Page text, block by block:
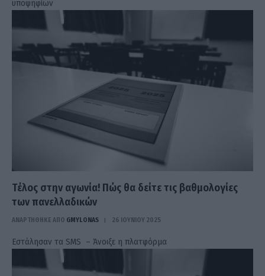
υποψηφίων
Τέλος στην αγωνία! Πώς θα δείτε τις βαθμολογίες
των πανελλαδικών
ΑΝΑΡΤΗΘΗΚΕ ΑΠΟ GMYLONAS 26 ΙΟΥΝΊΟΥ 2025
Εστάλησαν τα SMS – Άνοιξε η πλατφόρμα